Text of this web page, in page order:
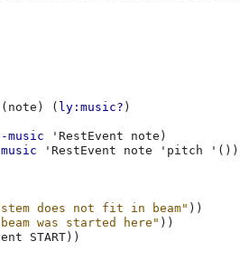
( note ) ( ly:music? )
music 'RestEvent note )
'RestEvent note 'pitch ' ())
does not fit in beam" ))
was started here" ))
START ))